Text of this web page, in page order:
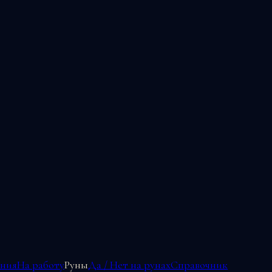
На работуРуныДа / Нет на рунахСправочник